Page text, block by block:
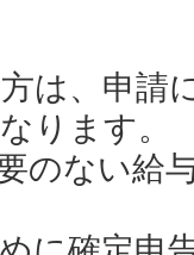
は、申請
ります。
のない給